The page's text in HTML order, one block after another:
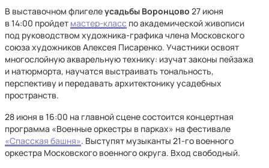
В выставочном флигелеусадьбы Воронцово 27 июня
в 14:00 пройдет мастер-класс по академической живописи
под руководством художника-графика члена Московского
союза художников Алексея Писаренко. Участники освоят
многослойную акварельную технику: изучат законы пейзажа
и натюрморта, научатся выстраивать тональность,
перспективу и передавать архитектонику усадебных
пространств.
28 июня в 16:00 на главной сцене состоится концертная
программа «Военные оркестры в парках» на фестивале
«Спасская башня». Выступят музыканты 21-го военного
оркестра Московского военного округа. Вход свободный.